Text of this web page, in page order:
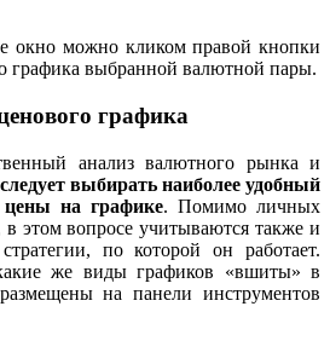
окно можно кликом правой кнопки
графика выбранной валютной пары.
графика
анализ валютного рынка и
следует выбирать наиболее удобный
цены на графике. Помимо личных
в этом вопросе учитываются также и
по которой он работает.
же виды графиков «вшиты» в
на панели инструментов